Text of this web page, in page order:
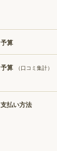
予算
予算 （口コミ集計）
支払い方法